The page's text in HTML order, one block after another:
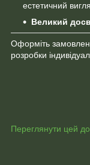
естетичний
Великий
Оформіть
розробки
Переглянути цей